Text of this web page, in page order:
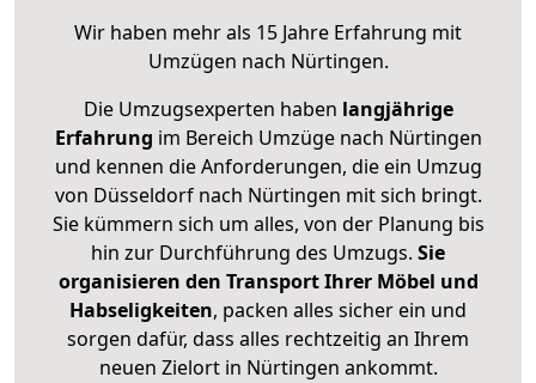
Wir haben mehr als 15 Jahre Erfahrung mit
Umzügen nach Nürtingen.
Die Umzugsexperten haben langjährige
Erfahrung im Bereich Umzüge nach Nürtingen
und kennen die Anforderungen, die ein Umzug
von Düsseldorf nach Nürtingen mit sich bringt.
Sie kümmern sich um alles, von der Planung bis
hin zur Durchführung des Umzugs. Sie
organisieren den Transport Ihrer Möbel und
Habseligkeiten, packen alles sicher ein und
sorgen dafür, dass alles rechtzeitig an Ihrem
neuen Zielort in Nürtingen ankommt.